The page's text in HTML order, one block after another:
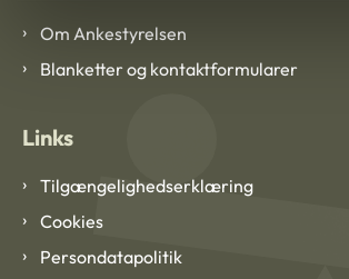
Om Ankestyrelsen
Blanketter og kontaktformularer
Links
Tilgængelighedserklæring
Cookies
Persondatapolitik